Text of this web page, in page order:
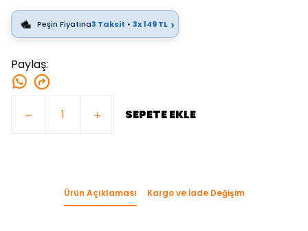
Peşin Fiyatına3 Taksit • 3x 149 TL ›
Paylaş:
SEPETE EKLE
Ürün Açıklaması Kargo ve İade Değişim